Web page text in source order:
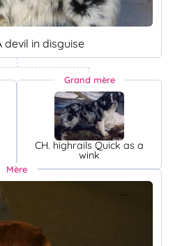
devil in disguise
Grand mère
CH. highrails Quick as a
wink
Mère